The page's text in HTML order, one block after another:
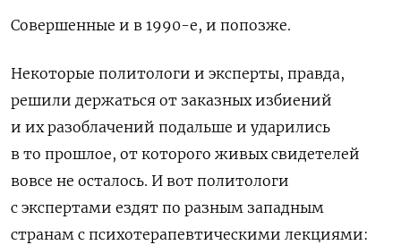
Совершенные и в 1990-е, и попозже.
Некоторые политологи и эксперты, правда,
решили держаться от заказных избиений
и их разоблачений подальше и ударились
в то прошлое, от которого живых свидетелей
вовсе не осталось. И вот политологи
с экспертами ездят по разным западным
странам с психотерапевтическими лекциями: